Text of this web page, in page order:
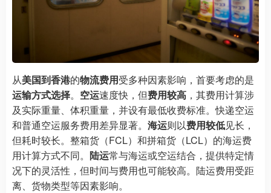
从美国到香港的物流费用受多种因素影响，首要考虑的是
运输方式选择。 空运速度快，但费用较高 ，其费用计算涉
及实际重量、体积重量，并设有最低收费标准。快递空运
和普通空运服务费用差异显著。 海运则以费用较低见长，
但耗时较长。整箱货（FCL）和拼箱货（LCL）的海运费
用计算方式不同。 陆运常与海运或空运结合，提供特定情
况下的灵活性，但时间与费用也可能较高。陆运费用受距
离、货物类型等因素影响。